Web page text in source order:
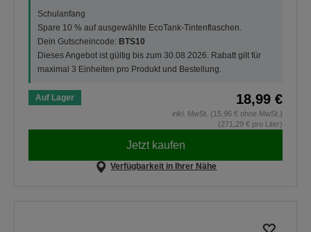
Schulanfang
Spare 10 % auf ausgewählte EcoTank-Tintenflaschen.
Dein Gutscheincode: BTS10
Dieses Angebot ist gültig bis zum 30.08.2026. Rabatt gilt für
maximal 3 Einheiten pro Produkt und Bestellung.
Auf Lager 18,99 €
inkl. MwSt. (15,96 € ohne MwSt.)
(271,29 € pro Liter)
Jetzt kaufen
Verfügbarkeit in Ihrer Nähe